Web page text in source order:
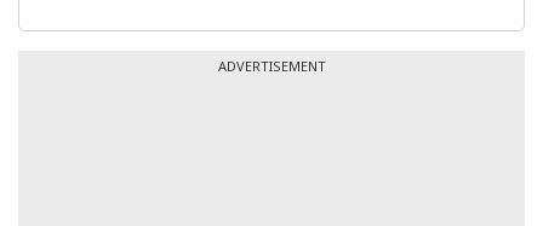
ADVERTISEMENT